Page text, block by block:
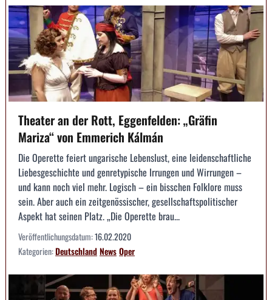
Theater an der Rott, Eggenfelden: „Gräfin
Mariza“ von Emmerich Kálmán
Die Operette feiert ungarische Lebenslust, eine leidenschaftliche
Liebesgeschichte und genretypische Irrungen und Wirrungen –
und kann noch viel mehr. Logisch – ein bisschen Folklore muss
sein. Aber auch ein zeitgenössischer, gesellschaftspolitischer
Aspekt hat seinen Platz. „Die Operette brau...
Veröffentlichungsdatum:16.02.2020
Kategorien:DeutschlandNewsOper